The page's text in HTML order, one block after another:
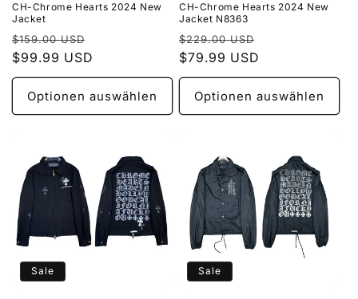
CH-Chrome Hearts 2024 New
Jacket
Normaler
Preis
$159.00 USD
Verkaufspreis
$99.99 USD
Optionen auswählen
CH-Chrome Hearts 2024 New
Jacket N8363
Normaler
Preis
$229.00 USD
$79.99 USD
Optionen auswählen
Sale Sale